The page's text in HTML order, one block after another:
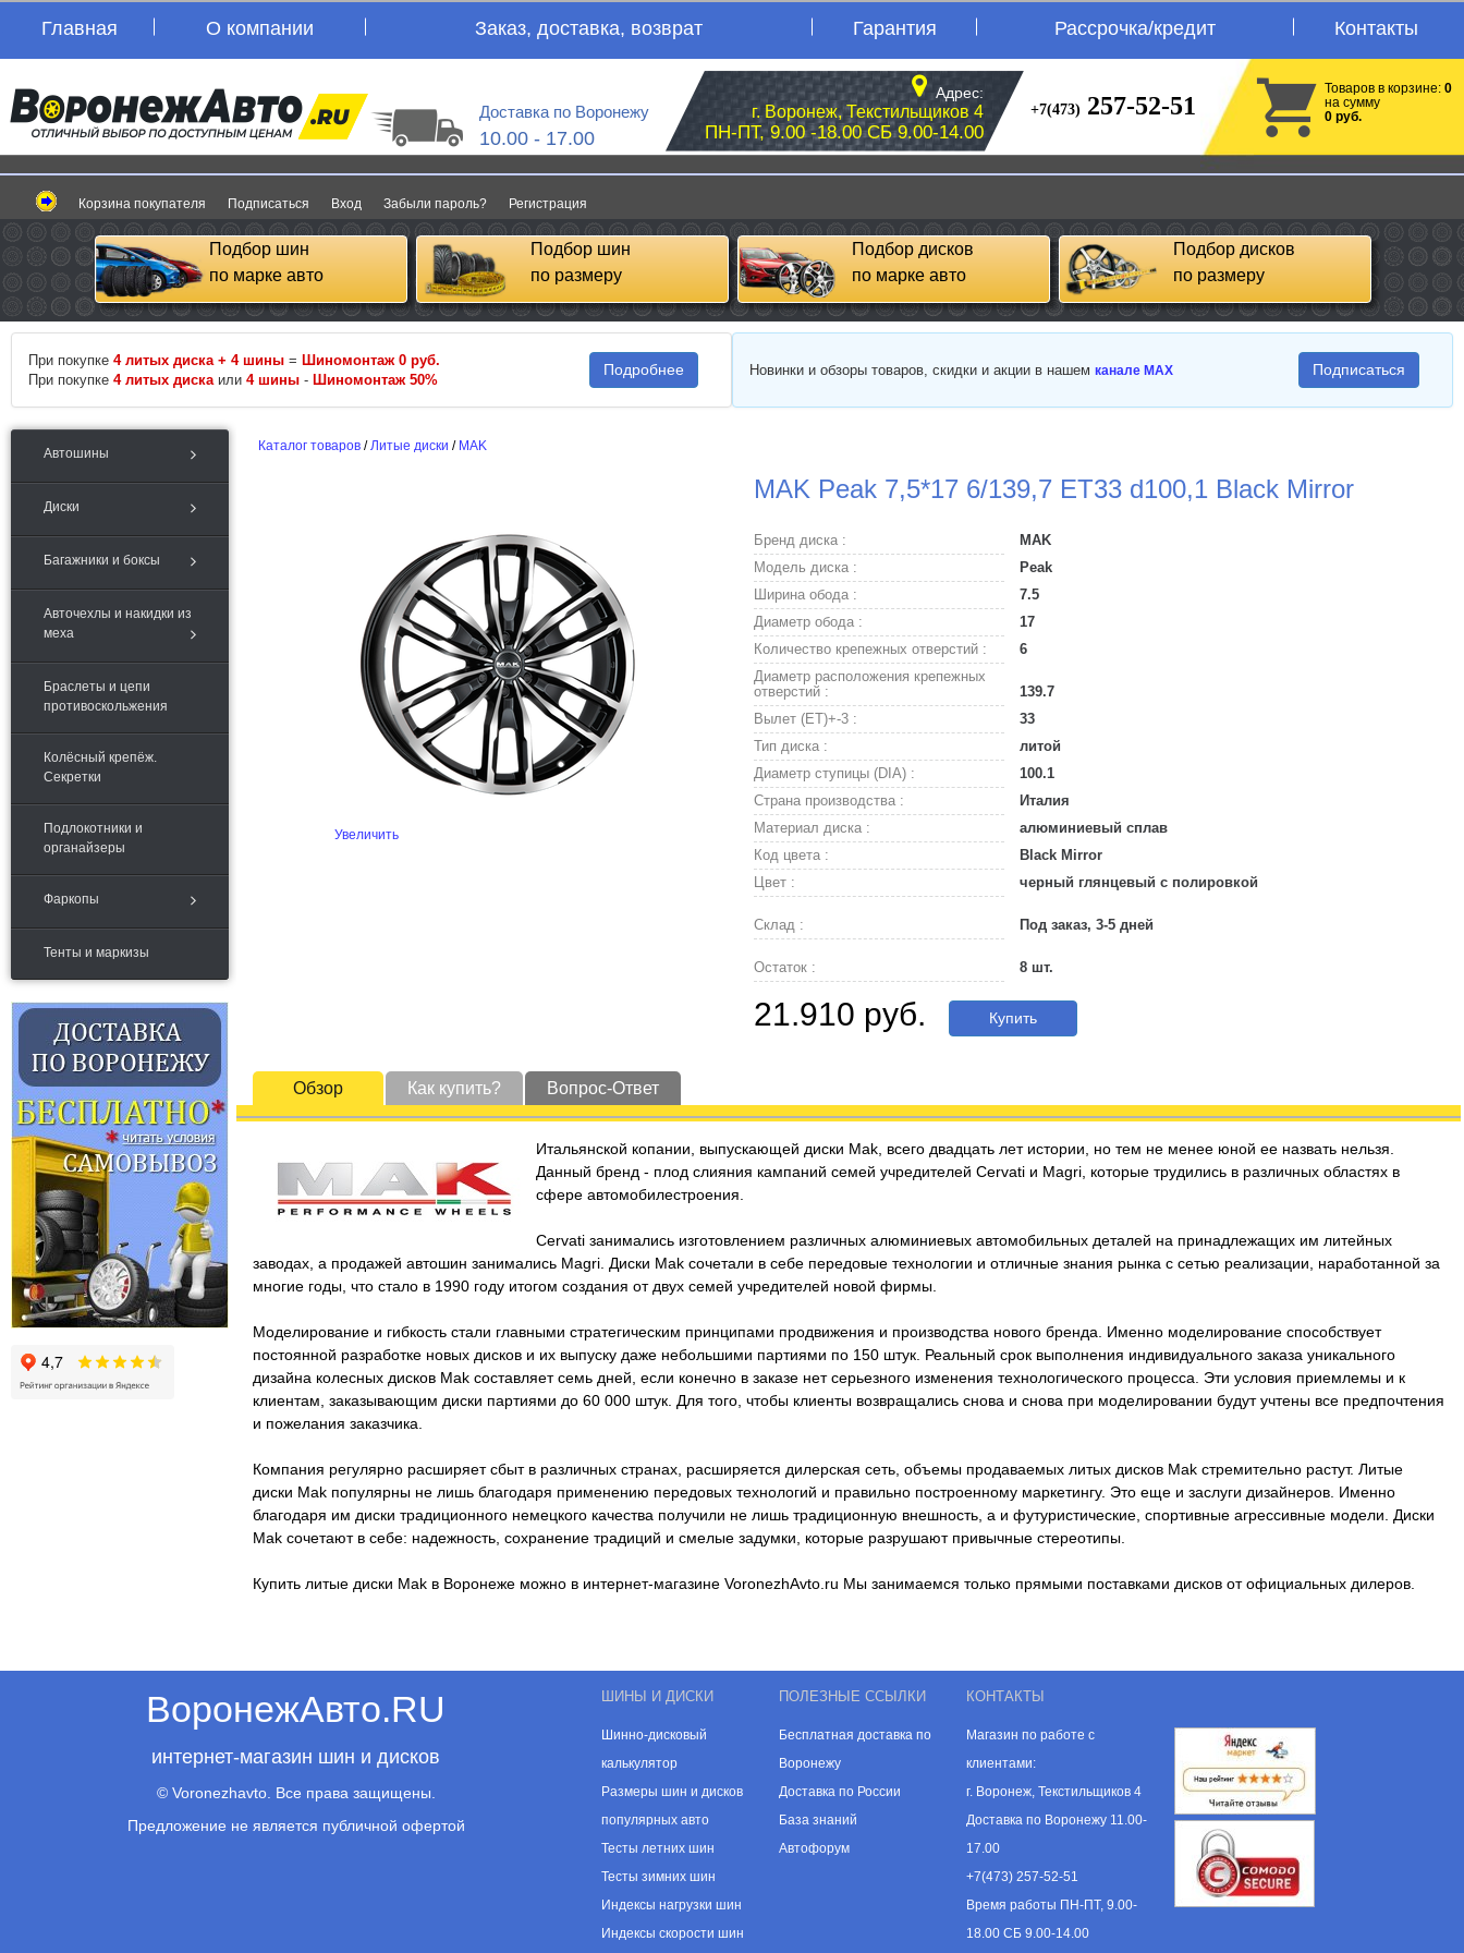
Главная О компании Заказ, доставка, возврат Гарантия Рассрочка/кредит Контакты
Доставка по Воронежу
10.00 - 17.00
Адрес:
г. Воронеж, Текстильщиков 4
ПН-ПТ, 9.00 -18.00 СБ 9.00-14.00
+7(473) 257-52-51
Товаров в корзине: 0
на сумму
0 руб.
Корзина покупателя Подписаться Вход Забыли пароль? Регистрация
Подбор шин
по марке авто
Подбор шин
по размеру
Подбор дисков
по марке авто
Подбор дисков
по размеру
При покупке 4 литых диска + 4 шины = Шиномонтаж 0 руб.
При покупке 4 литых диска или 4 шины - Шиномонтаж 50%
Подробнее Новинки и обзоры товаров, скидки и акции в нашем канале MAX Подписаться
Автошины
Диски
Багажники и боксы
Авточехлы и накидки из
меха
Браслеты и цепи
противоскольжения
Колёсный крепёж.
Секретки
Подлокотники и
органайзеры
Фаркопы
Тенты и маркизы
Каталог товаров /Литые диски / MAK
MAK Peak 7,5*17 6/139,7 ET33 d100,1 Black Mirror
Увеличить
Бренд диска :
MAK
Модель диска :
Peak
Ширина обода :
7.5
Диаметр обода :
17
Количество крепежных отверстий :
6
Диаметр расположения крепежных
отверстий :
139.7
Вылет (ET)+-3 :
33
Тип диска :
литой
Диаметр ступицы (DIA) :
100.1
Страна производства :
Италия
Материал диска :
алюминиевый сплав
Код цвета :
Black Mirror
Цвет :
черный глянцевый с полировкой
Склад : Под заказ, 3-5 дней
Остаток : 8 шт.
21.910 руб. Купить
Обзор Как купить? Вопрос-Ответ
Итальянской копании, выпускающей диски Mak, всего двадцать лет истории, но тем не менее юной ее назвать нельзя.
Данный бренд - плод слияния кампаний семей учредителей Cervati и Magri, которые трудились в различных областях в
сфере автомобилестроения.
Cervati занимались изготовлением различных алюминиевых автомобильных деталей на принадлежащих им литейных
заводах, а продажей автошин занимались Magri. Диски Mak сочетали в себе передовые технологии и отличные знания рынка с сетью реализации, наработанной за
многие годы, что стало в 1990 году итогом создания от двух семей учредителей новой фирмы.
Моделирование и гибкость стали главными стратегическим принципами продвижения и производства нового бренда. Именно моделирование способствует
постоянной разработке новых дисков и их выпуску даже небольшими партиями по 150 штук. Реальный срок выполнения индивидуального заказа уникального
дизайна колесных дисков Mak составляет семь дней, если конечно в заказе нет серьезного изменения технологического процесса. Эти условия приемлемы и к
клиентам, заказывающим диски партиями до 60 000 штук. Для того, чтобы клиенты возвращались снова и снова при моделировании будут учтены все предпочтения
и пожелания заказчика.
Компания регулярно расширяет сбыт в различных странах, расширяется дилерская сеть, объемы продаваемых литых дисков Mak стремительно растут. Литые
диски Mak популярны не лишь благодаря применению передовых технологий и правильно построенному маркетингу. Это еще и заслуги дизайнеров. Именно
благодаря им диски традиционного немецкого качества получили не лишь традиционную внешность, а и футуристические, спортивные агрессивные модели. Диски
Mak сочетают в себе: надежность, сохранение традиций и смелые задумки, которые разрушают привычные стереотипы.
Купить литые диски Mak в Воронеже можно в интернет-магазине VoronezhAvto.ru Мы занимаемся только прямыми поставками дисков от официальных дилеров.
ВоронежАвто.RU
интернет-магазин шин и дисков
© Voronezhavto. Все права защищены.
Предложение не является публичной офертой
ШИНЫ И ДИСКИ
Шинно-дисковый
калькулятор
Размеры шин и дисков
популярных авто
Тесты летних шин
Тесты зимних шин
Индексы нагрузки шин
Индексы скорости шин
ПОЛЕЗНЫЕ ССЫЛКИ
Бесплатная доставка по
Воронежу
Доставка по России
База знаний
Автофорум
КОНТАКТЫ
Магазин по работе с
клиентами:
г. Воронеж, Текстильщиков 4
Доставка по Воронежу 11.00-
17.00
+7(473) 257-52-51
Время работы ПН-ПТ, 9.00-
18.00 СБ 9.00-14.00